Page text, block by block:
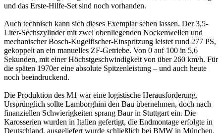
und das Erste-Hilfe-Set sind noch vorhanden.
Auch technisch kann sich dieses Exemplar sehen lassen. Der 3,5-
Liter-Sechszylinder mit zwei obenliegenden Nockenwellen und
mechanischer Bosch-Kugelfischer-Einspritzung leistet rund 277 PS,
gekoppelt an ein manuelles ZF-Getriebe. Von 0 auf 100 in 5,6
Sekunden, mit einer Höchstgeschwindigkeit von über 260 km/h. Für
die späten 1970er eine absolute Spitzenleistung – und auch heute
noch beeindruckend.
Die Produktion des M1 war eine logistische Herausforderung.
Ursprünglich sollte Lamborghini den Bau übernehmen, doch nach
finanziellen Schwierigkeiten sprang Baur in Stuttgart ein. Die
Karosserien wurden in Italien gefertigt, die Endmontage erfolgte in
Deutschland, ausgeliefert wurde schließlich bei BMW in München.